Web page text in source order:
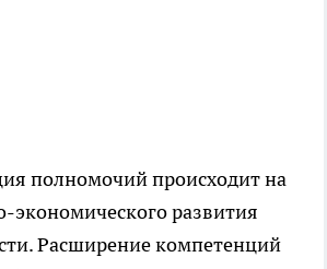
полномочий происходит на
экономического развития
Расширение компетенций